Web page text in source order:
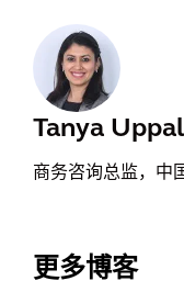
Tanya Uppal
商务咨询总监，中
更多博客